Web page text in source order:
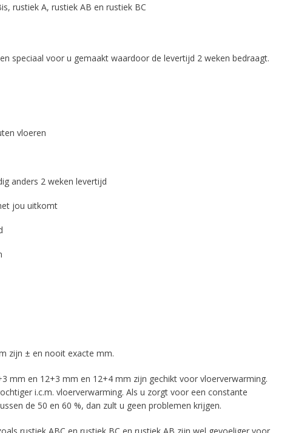
rustiek A, rustiek AB en rustiek BC
speciaal voor u gemaakt waardoor de levertijd 2 weken bedraagt.
vloeren
anders 2 weken levertijd
jou uitkomt
zijn ± en nooit exacte mm.
mm en 12+3 mm en 12+4 mm zijn gechikt voor vloerverwarming.
i.c.m. vloerverwarming. Als u zorgt voor een constante
de 50 en 60 %, dan zult u geen problemen krijgen.